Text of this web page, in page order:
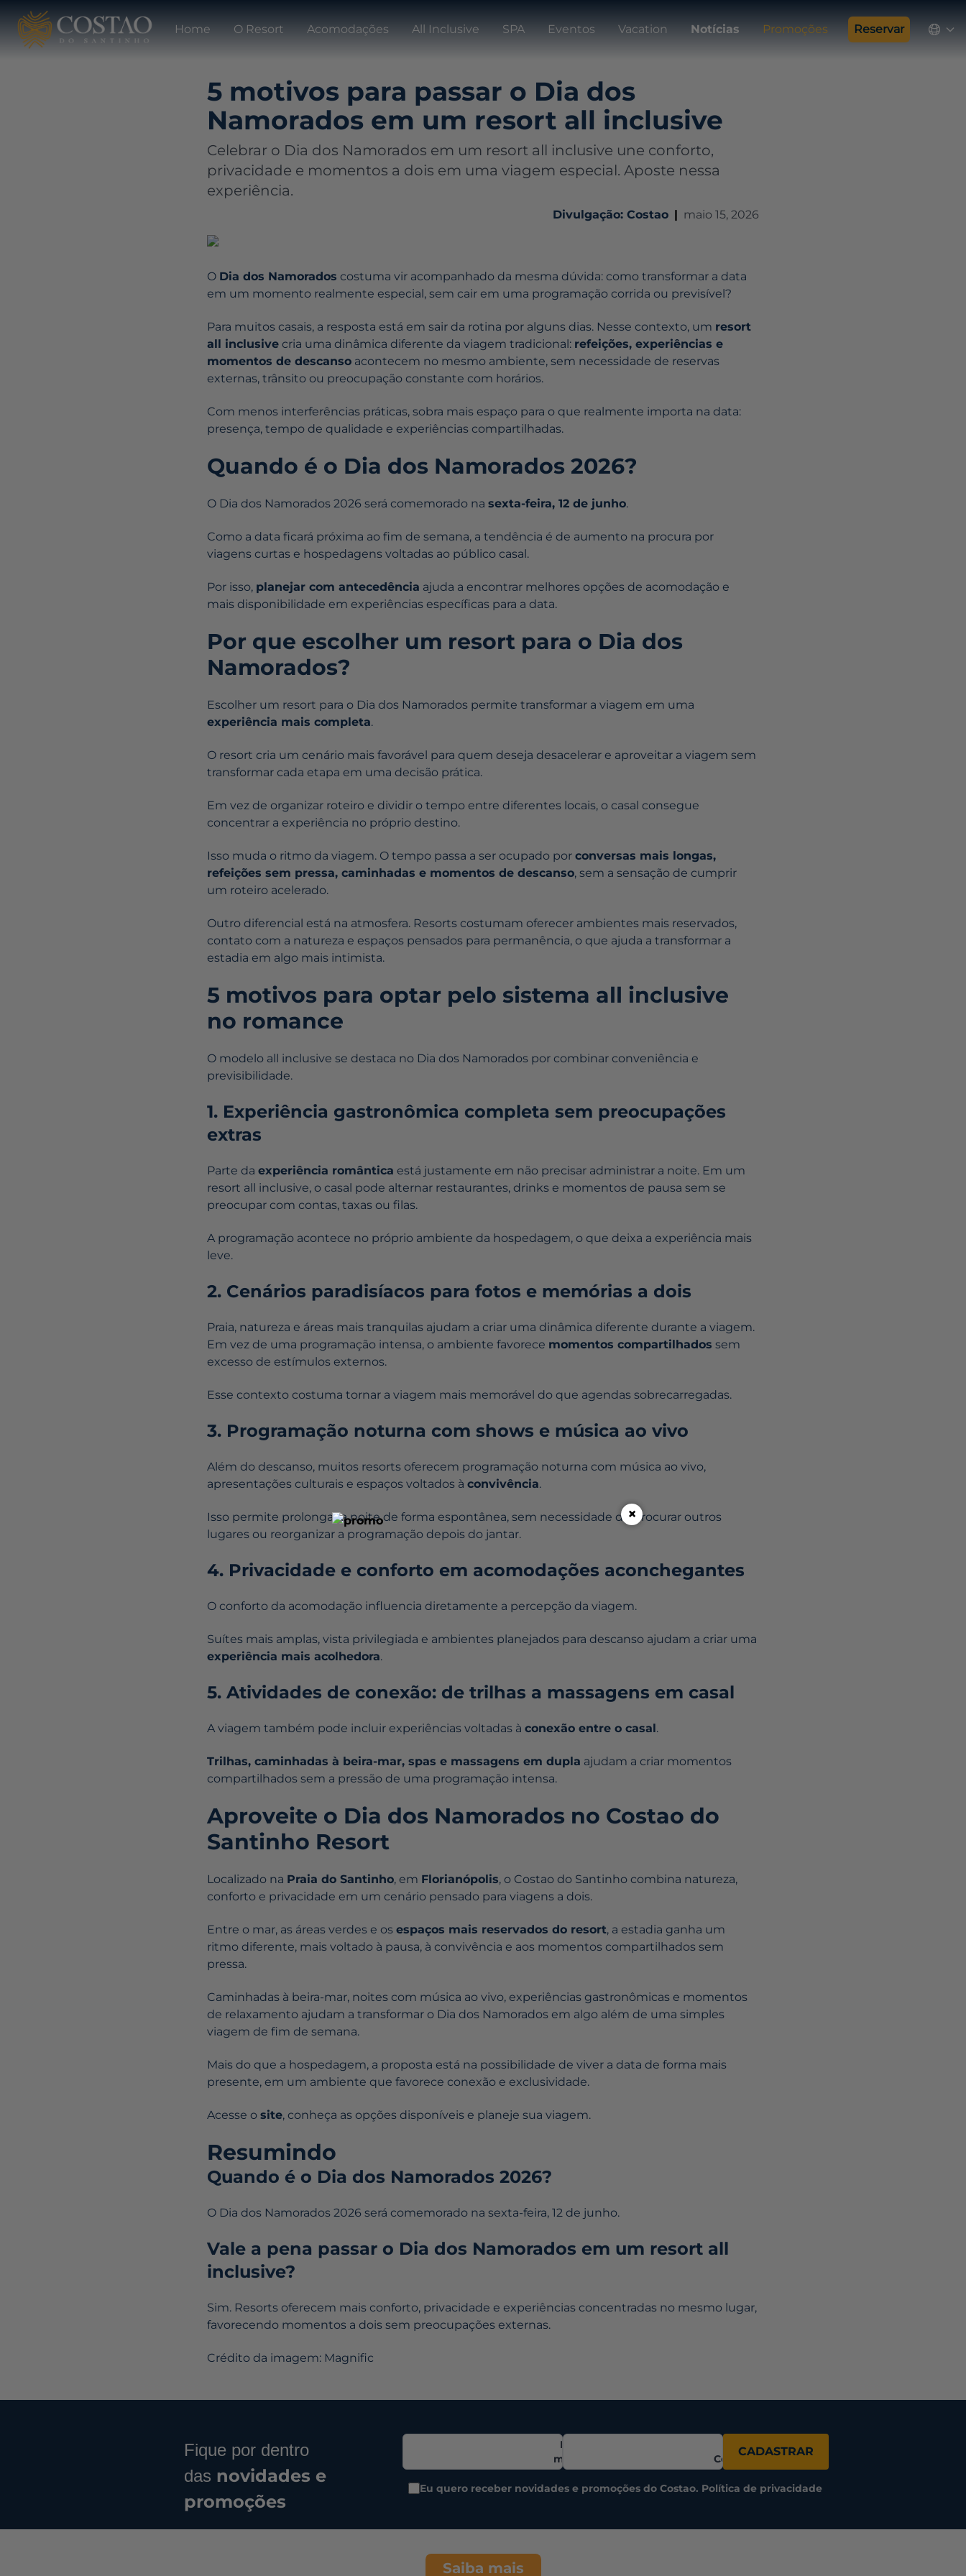
Home O Resort Acomodações All Inclusive SPA Eventos Vacation Notícias Promoções Reservar
5 motivos para passar o Dia dos
Namorados em um resort all inclusive
Celebrar o Dia dos Namorados em um resort all inclusive une conforto,
privacidade e momentos a dois em uma viagem especial. Aposte nessa
experiência.
Divulgação: Costao | maio 15, 2026
O Dia dos Namorados costuma vir acompanhado da mesma dúvida: como transformar a data
em um momento realmente especial, sem cair em uma programação corrida ou previsível?
Para muitos casais, a resposta está em sair da rotina por alguns dias. Nesse contexto, um resort
all inclusive cria uma dinâmica diferente da viagem tradicional: refeições, experiências e
momentos de descanso acontecem no mesmo ambiente, sem necessidade de reservas
externas, trânsito ou preocupação constante com horários.
Com menos interferências práticas, sobra mais espaço para o que realmente importa na data:
presença, tempo de qualidade e experiências compartilhadas.
Quando é o Dia dos Namorados 2026?
O Dia dos Namorados 2026 será comemorado na sexta-feira, 12 de junho.
Como a data ficará próxima ao fim de semana, a tendência é de aumento na procura por
viagens curtas e hospedagens voltadas ao público casal.
Por isso, planejar com antecedência ajuda a encontrar melhores opções de acomodação e
mais disponibilidade em experiências específicas para a data.
Por que escolher um resort para o Dia dos
Namorados?
Escolher um resort para o Dia dos Namorados permite transformar a viagem em uma
experiência mais completa.
O resort cria um cenário mais favorável para quem deseja desacelerar e aproveitar a viagem sem
transformar cada etapa em uma decisão prática.
Em vez de organizar roteiro e dividir o tempo entre diferentes locais, o casal consegue
concentrar a experiência no próprio destino.
Isso muda o ritmo da viagem. O tempo passa a ser ocupado por conversas mais longas,
refeições sem pressa, caminhadas e momentos de descanso, sem a sensação de cumprir
um roteiro acelerado.
Outro diferencial está na atmosfera. Resorts costumam oferecer ambientes mais reservados,
contato com a natureza e espaços pensados para permanência, o que ajuda a transformar a
estadia em algo mais intimista.
5 motivos para optar pelo sistema all inclusive
no romance
O modelo all inclusive se destaca no Dia dos Namorados por combinar conveniência e
previsibilidade.
1. Experiência gastronômica completa sem preocupações
extras
Parte da experiência romântica está justamente em não precisar administrar a noite. Em um
resort all inclusive, o casal pode alternar restaurantes, drinks e momentos de pausa sem se
preocupar com contas, taxas ou filas.
A programação acontece no próprio ambiente da hospedagem, o que deixa a experiência mais
leve.
2. Cenários paradisíacos para fotos e memórias a dois
Praia, natureza e áreas mais tranquilas ajudam a criar uma dinâmica diferente durante a viagem.
Em vez de uma programação intensa, o ambiente favorece momentos compartilhados sem
excesso de estímulos externos.
Esse contexto costuma tornar a viagem mais memorável do que agendas sobrecarregadas.
3. Programação noturna com shows e música ao vivo
Além do descanso, muitos resorts oferecem programação noturna com música ao vivo,
apresentações culturais e espaços voltados à convivência.
Isso permite prolongar a noite de forma espontânea, sem necessidade de procurar outros
lugares ou reorganizar a programação depois do jantar.
4. Privacidade e conforto em acomodações aconchegantes
O conforto da acomodação influencia diretamente a percepção da viagem.
Suítes mais amplas, vista privilegiada e ambientes planejados para descanso ajudam a criar uma
experiência mais acolhedora.
5. Atividades de conexão: de trilhas a massagens em casal
A viagem também pode incluir experiências voltadas à conexão entre o casal.
Trilhas, caminhadas à beira-mar, spas e massagens em dupla ajudam a criar momentos
compartilhados sem a pressão de uma programação intensa.
Aproveite o Dia dos Namorados no Costao do
Santinho Resort
Localizado na Praia do Santinho, em Florianópolis, o Costao do Santinho combina natureza,
conforto e privacidade em um cenário pensado para viagens a dois.
Entre o mar, as áreas verdes e os espaços mais reservados do resort, a estadia ganha um
ritmo diferente, mais voltado à pausa, à convivência e aos momentos compartilhados sem
pressa.
Caminhadas à beira-mar, noites com música ao vivo, experiências gastronômicas e momentos
de relaxamento ajudam a transformar o Dia dos Namorados em algo além de uma simples
viagem de fim de semana.
Mais do que a hospedagem, a proposta está na possibilidade de viver a data de forma mais
presente, em um ambiente que favorece conexão e exclusividade.
Acesse o site, conheça as opções disponíveis e planeje sua viagem.
Resumindo
Quando é o Dia dos Namorados 2026?
O Dia dos Namorados 2026 será comemorado na sexta-feira, 12 de junho.
Vale a pena passar o Dia dos Namorados em um resort all
inclusive?
Sim. Resorts oferecem mais conforto, privacidade e experiências concentradas no mesmo lugar,
favorecendo momentos a dois sem preocupações externas.
Crédito da imagem: Magnific
Fique por dentro
das novidades e
promoções
E-
mail
Nome
Completo
CADASTRAR
Eu quero receber novidades e promoções do Costao. Política de privacidade
Saiba mais
×